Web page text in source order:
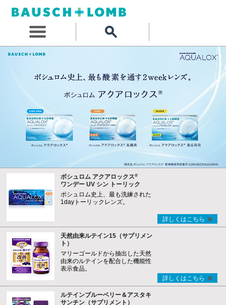
ボシュロム アクアロックス®
ワンデー UV シン トーリック
ボシュロム史上、最も洗練された
1dayトーリックレンズ。
詳しくはこちら
天然由来ルテイン15（サプリメン
ト）
マリーゴールドから抽出した天然
由来のルテインを配合した機能性
表示食品。
詳しくはこちら
ルテインブルーベリー＆アスタキ
サンチン（サプリメント）